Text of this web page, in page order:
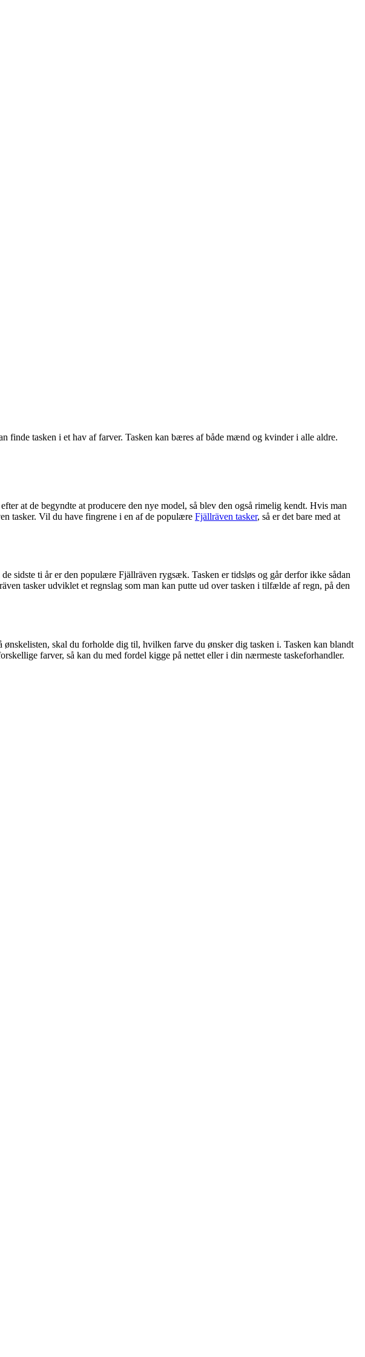
tasken i et hav af farver. Tasken kan bæres af både mænd og kvinder i alle aldre.
at de begyndte at producere den nye model, så blev den også rimelig kendt. Hvis man
tasker. Vil du have fingrene i en af de populære Fjällräven tasker, så er det bare med at
sidste ti år er den populære Fjällräven rygsæk. Tasken er tidsløs og går derfor ikke sådan
tasker udviklet et regnslag som man kan putte ud over tasken i tilfælde af regn, på den
skal du forholde dig til, hvilken farve du ønsker dig tasken i. Tasken kan blandt
farver, så kan du med fordel kigge på nettet eller i din nærmeste taskeforhandler.